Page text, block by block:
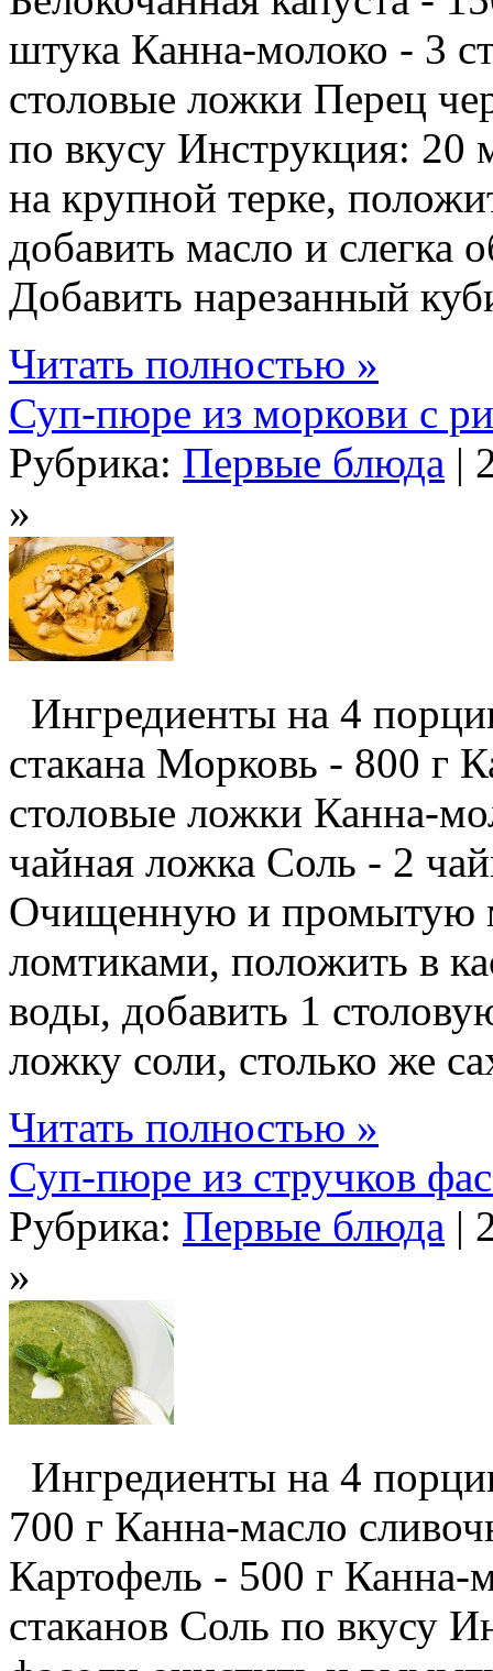
штука Канна-молоко - 3
столовые ложки Перец
по вкусу Инструкция: 20
на крупной терке,
добавить масло и слегка
Добавить нарезанный
Читать полностью »
Суп-пюре из моркови с
Рубрика: Первые блюда |
»
Ингредиенты на 4
стакана Морковь - 800 г
столовые ложки Канна-
чайная ложка Соль - 2
Очищенную и промытую
ломтиками, положить в
воды, добавить 1
ложку соли, столько же
Читать полностью »
Суп-пюре из стручков
Рубрика: Первые блюда |
»
Ингредиенты на 4
700 г Канна-масло
Картофель - 500 г Канна-
стаканов Соль по вкусу